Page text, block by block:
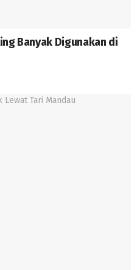
Banyak Digunakan di